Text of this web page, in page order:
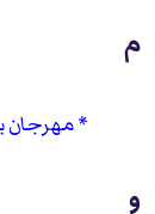
م
مهرجان
و